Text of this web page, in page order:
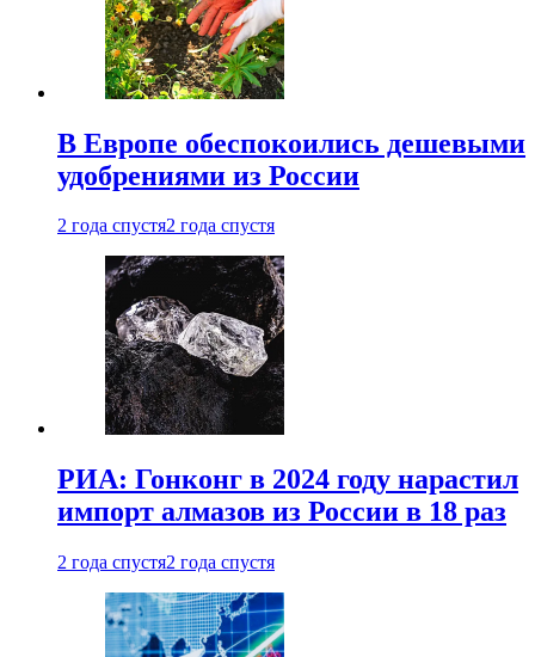
В Европе обеспокоились дешевыми
удобрениями из России
2 года спустя2 года спустя
РИА: Гонконг в 2024 году нарастил
импорт алмазов из России в 18 раз
2 года спустя2 года спустя